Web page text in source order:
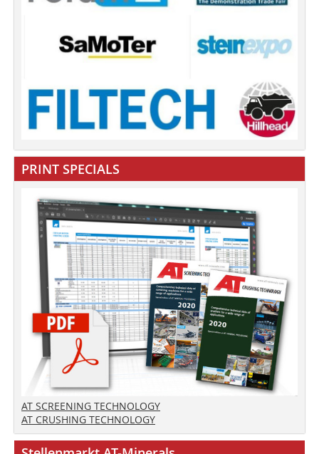
PRINT SPECIALS
AT SCREENING TECHNOLOGY
AT CRUSHING TECHNOLOGY